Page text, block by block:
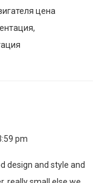
цена
pm
design and style and